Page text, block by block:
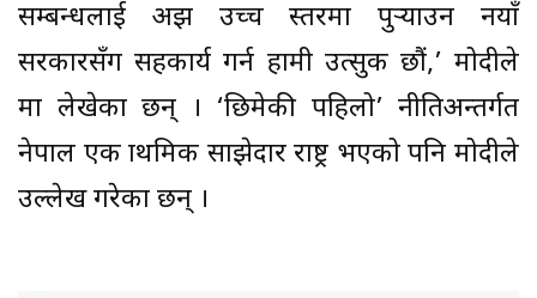
सम्बन्धलाई अझ उच्च स्तरमा पुर्‍याउन नयाँ
सरकारसँग सहकार्य गर्न हामी उत्सुक छौं,’ मोदीले
मा लेखेका छन् । ‘छिमेकी पहिलो’ नीतिअन्तर्गत
नेपाल एक प्राथमिक साझेदार राष्ट्र भएको पनि मोदीले
उल्लेख गरेका छन् ।